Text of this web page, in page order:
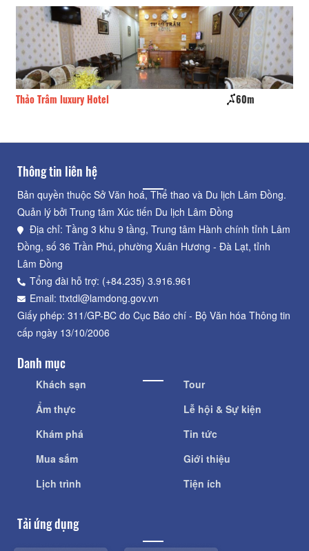
Thảo Trâm luxury Hotel 60m
Thông tin liên hệ
Bản quyền thuộc Sở Văn hoá, Thể thao và Du lịch Lâm Đồng.
Quản lý bởi Trung tâm Xúc tiến Du lịch Lâm Đồng
Địa chỉ: Tầng 3 khu 9 tầng, Trung tâm Hành chính tỉnh Lâm
Đồng, số 36 Trần Phú, phường Xuân Hương - Đà Lạt, tỉnh
Lâm Đồng
Tổng đài hỗ trợ: (+84.235) 3.916.961
Email: ttxtdl@lamdong.gov.vn
Giấy phép: 311/GP-BC do Cục Báo chí - Bộ Văn hóa Thông tin
cấp ngày 13/10/2006
Danh mục
Khách sạn
Ẩm thực
Khám phá
Mua sắm
Lịch trình
Tour
Lễ hội & Sự kiện
Tin tức
Giới thiệu
Tiện ích
Tải ứng dụng